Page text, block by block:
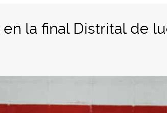
la final Distrital de